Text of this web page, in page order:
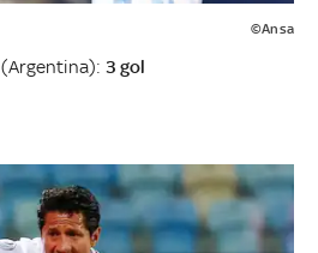
©Ansa
(Argentina): 3 gol